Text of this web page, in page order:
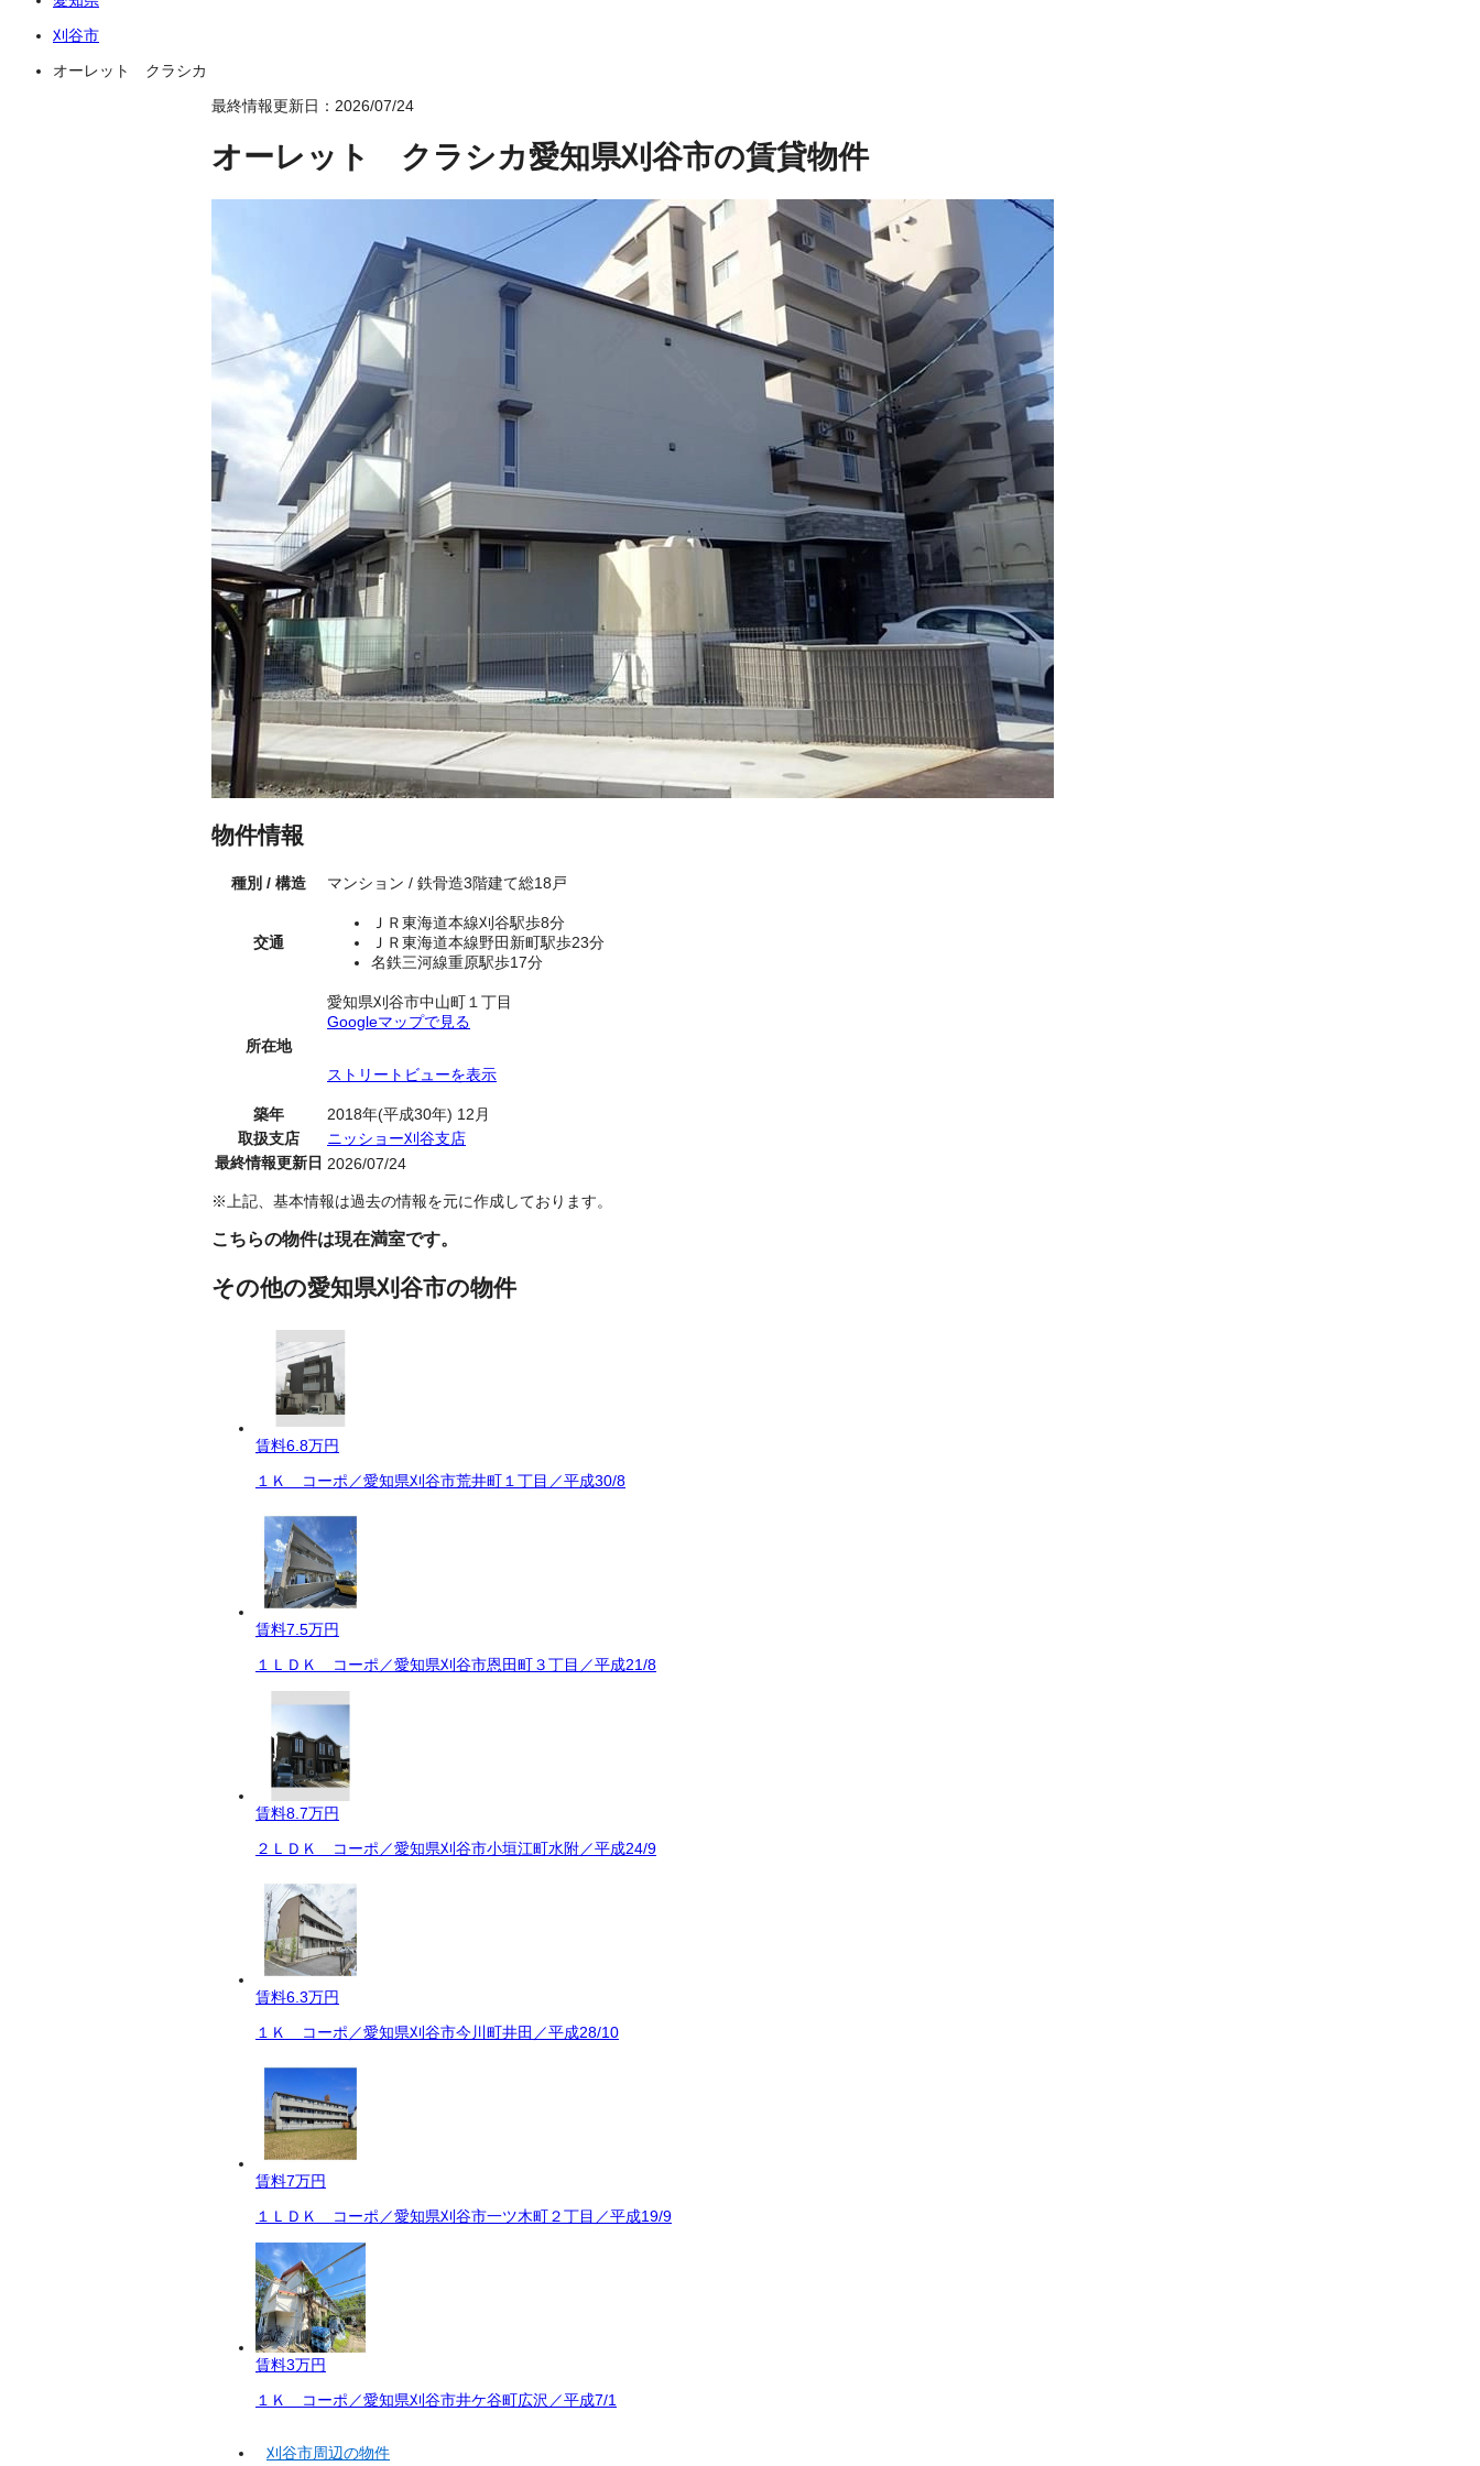
刈谷市
オーレット クラシカ
最終情報更新日：2026/07/24
オーレット クラシカ愛知県刈谷市の賃貸物件
物件情報
種別 / 構造 マンション / 鉄骨造3階建て総18戸
交通
ＪＲ東海道本線刈谷駅歩8分
ＪＲ東海道本線野田新町駅歩23分
名鉄三河線重原駅歩17分
所在地
愛知県刈谷市中山町１丁目
Googleマップで見る
ストリートビューを表示
築年
2018年(平成30年) 12月
取扱支店
ニッショー刈谷支店
最終情報更新日 2026/07/24
※上記、基本情報は過去の情報を元に作成しております。
こちらの物件は現在満室です。
その他の愛知県刈谷市の物件
賃料6.8万円
１Ｋ コーポ／愛知県刈谷市荒井町１丁目／平成30/8
賃料7.5万円
１ＬＤＫ コーポ／愛知県刈谷市恩田町３丁目／平成21/8
賃料8.7万円
２ＬＤＫ コーポ／愛知県刈谷市小垣江町水附／平成24/9
賃料6.3万円
１Ｋ コーポ／愛知県刈谷市今川町井田／平成28/10
賃料7万円
１ＬＤＫ コーポ／愛知県刈谷市一ツ木町２丁目／平成19/9
賃料3万円
１Ｋ コーポ／愛知県刈谷市井ケ谷町広沢／平成7/1
刈谷市周辺の物件